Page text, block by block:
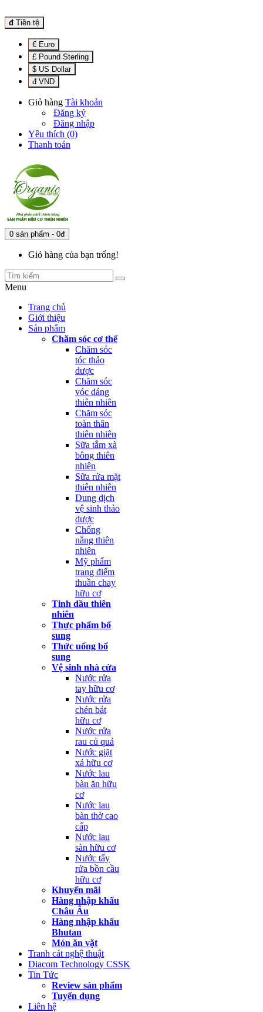
đ Tiền tệ
€ Euro
£ Pound Sterling
$ US Dollar
đ VND
Giỏ hàng Tài khoản
Đăng ký
Đăng nhập
Yêu thích (0)
Thanh toán
0 sản phẩm - 0đ
Giỏ hàng của bạn trống!
Menu
Trang chủ
Giới thiệu
Sản phẩm
Chăm sóc cơ thể
Chăm sóc
tóc thảo
dược
Chăm sóc
vóc dáng
thiên nhiên
Chăm sóc
toàn thân
thiên nhiên
Sữa tắm xà
bông thiên
nhiên
Sữa rửa mặt
thiên nhiên
Dung dịch
vệ sinh thảo
dược
Chống
nắng thiên
nhiên
Mỹ phẩm
trang điểm
thuần chay
hữu cơ
Tinh dầu thiên
nhiên
Thực phẩm bổ
sung
Thức uống bổ
sung
Vệ sinh nhà cửa
Nước rửa
tay hữu cơ
Nước rửa
chén bát
hữu cơ
Nước rửa
rau củ quả
Nước giặt
xả hữu cơ
Nước lau
bàn ăn hữu
cơ
Nước lau
bàn thờ cao
cấp
Nước lau
sàn hữu cơ
Nước tẩy
rửa bồn cầu
hữu cơ
Khuyến mãi
Hàng nhập khẩu
Châu Âu
Hàng nhập khẩu
Bhutan
Món ăn vặt
Tranh cát nghệ thuật
Diacom Technology CSSK
Tin Tức
Review sản phẩm
Tuyển dụng
Liên hệ